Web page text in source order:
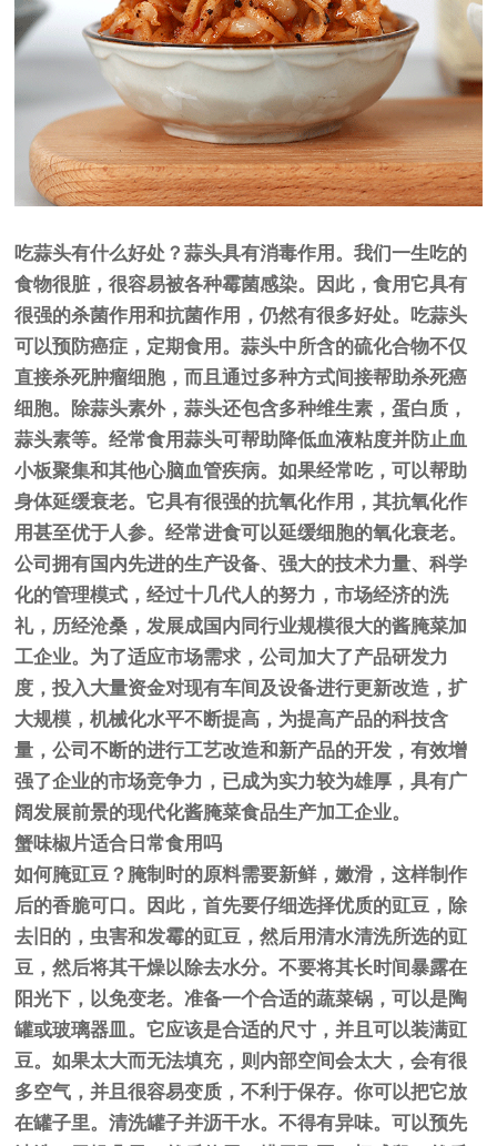
吃蒜头有什么好处？蒜头具有消毒作用。我们一生吃的
食物很脏，很容易被各种霉菌感染。因此，食用它具有
很强的杀菌作用和抗菌作用，仍然有很多好处。吃蒜头
可以预防癌症，定期食用。蒜头中所含的硫化合物不仅
直接杀死肿瘤细胞，而且通过多种方式间接帮助杀死癌
细胞。除蒜头素外，蒜头还包含多种维生素，蛋白质，
蒜头素等。经常食用蒜头可帮助降低血液粘度并防止血
小板聚集和其他心脑血管疾病。如果经常吃，可以帮助
身体延缓衰老。它具有很强的抗氧化作用，其抗氧化作
用甚至优于人参。经常进食可以延缓细胞的氧化衰老。
公司拥有国内先进的生产设备、强大的技术力量、科学
化的管理模式，经过十几代人的努力，市场经济的洗
礼，历经沧桑，发展成国内同行业规模很大的酱腌菜加
工企业。为了适应市场需求，公司加大了产品研发力
度，投入大量资金对现有车间及设备进行更新改造，扩
大规模，机械化水平不断提高，为提高产品的科技含
量，公司不断的进行工艺改造和新产品的开发，有效增
强了企业的市场竞争力，已成为实力较为雄厚，具有广
阔发展前景的现代化酱腌菜食品生产加工企业。
蟹味椒片适合日常食用吗
如何腌豇豆？腌制时的原料需要新鲜，嫩滑，这样制作
后的香脆可口。因此，首先要仔细选择优质的豇豆，除
去旧的，虫害和发霉的豇豆，然后用清水清洗所选的豇
豆，然后将其干燥以除去水分。不要将其长时间暴露在
阳光下，以免变老。准备一个合适的蔬菜锅，可以是陶
罐或玻璃器皿。它应该是合适的尺寸，并且可以装满豇
豆。如果太大而无法填充，则内部空间会太大，会有很
多空气，并且很容易变质，不利于保存。你可以把它放
在罐子里。清洗罐子并沥干水。不得有异味。可以预先